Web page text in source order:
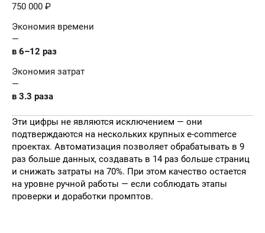
750 000 ₽
Экономия времени
—
в 6–12 раз
Экономия затрат
—
в 3.3 раза
Эти цифры не являются исключением — они
подтверждаются на нескольких крупных e-commerce
проектах. Автоматизация позволяет обрабатывать в 9
раз больше данных, создавать в 14 раз больше страниц
и снижать затраты на 70%. При этом качество остается
на уровне ручной работы — если соблюдать этапы
проверки и доработки промптов.